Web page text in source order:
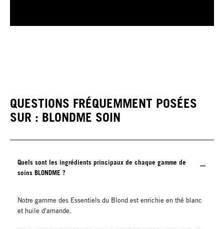
QUESTIONS FRÉQUEMMENT POSÉES
SUR : BLONDME SOIN
Quels sont les ingrédients principaux de chaque gamme de
soins BLONDME ?
Notre gamme des Essentiels du Blond est enrichie en thé blanc
et huile d'amande.